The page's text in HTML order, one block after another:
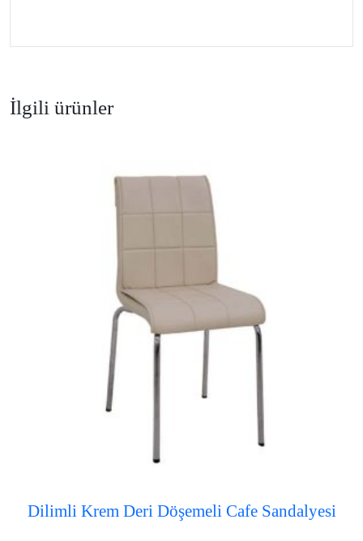
İlgili ürünler
Dilimli Krem Deri Döşemeli Cafe Sandalyesi